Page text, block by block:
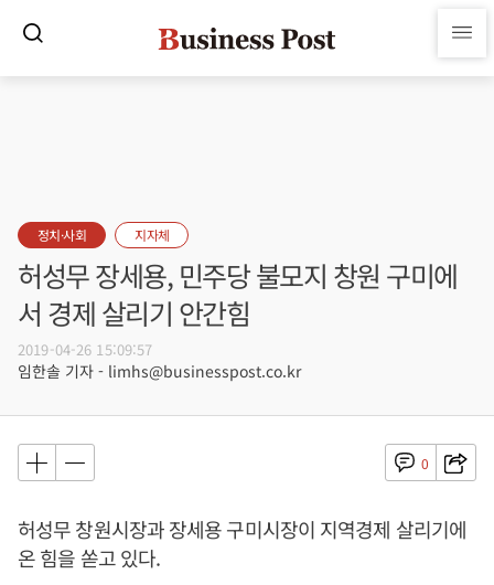
정치·사회 지자체
허성무 장세용, 민주당 불모지 창원 구미에
서 경제 살리기 안간힘
2019-04-26 15:09:57
임한솔 기자 - limhs@businesspost.co.kr
0
허성무 창원시장과 장세용 구미시장이 지역경제 살리기에
온 힘을 쏟고 있다.